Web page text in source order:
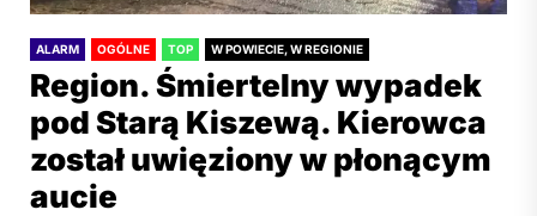
ALARM OGÓLNE TOP W POWIECIE, W REGIONIE
Region. Śmiertelny wypadek
pod Starą Kiszewą. Kierowca
został uwięziony w płonącym
aucie